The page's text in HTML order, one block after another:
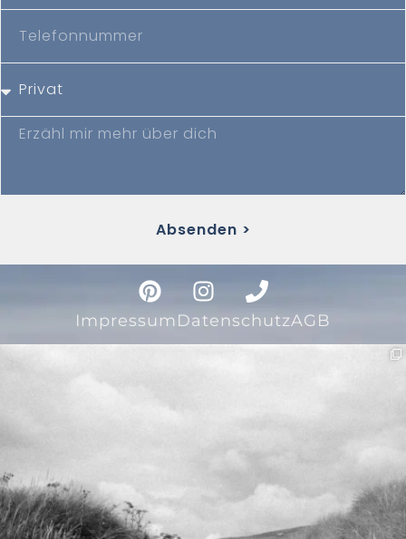
Absenden >
ImpressumDatenschutzAGB